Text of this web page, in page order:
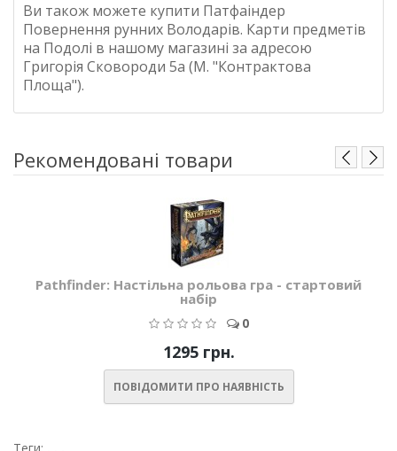
Ви також можете купити Патфаіндер
Повернення рунних Володарів. Карти предметів
на Подолі в нашому магазині за адресою
Григорія Сковороди 5а (М. "Контрактова
Площа").
Рекомендовані товари
Pathfinder: Настільна рольова гра - стартовий
набір
0
1295 грн.
ПОВІДОМИТИ ПРО НАЯВНІСТЬ